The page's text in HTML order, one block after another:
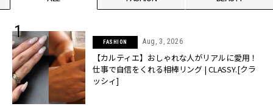
FASHION Aug, 3, 2026
【カルティエ】おしゃれな人がリアルに愛用！
仕事で自信をくれる相棒リング | CLASSY.[クラ
ッシィ]